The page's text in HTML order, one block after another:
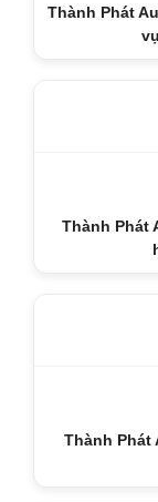
Thành Phát
Thành Phát
Thành Phát